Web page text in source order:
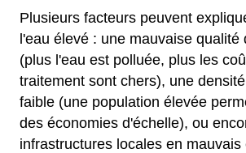
Plusieurs facteurs peuvent
l'eau élevé : une mauvaise qualité
(plus l'eau est polluée, plus les
traitement sont chers), une
faible (une population élevée
des économies d'échelle), ou
infrastructures locales en mauvais